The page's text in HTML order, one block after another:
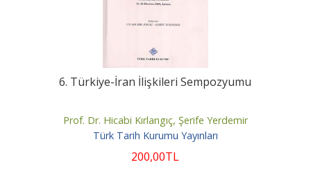
6. Türkiye-İran İlişkileri Sempozyumu
Prof. Dr. Hicabi Kırlangıç, Şerife Yerdemir
Türk Tarih Kurumu Yayınları
200,00TL